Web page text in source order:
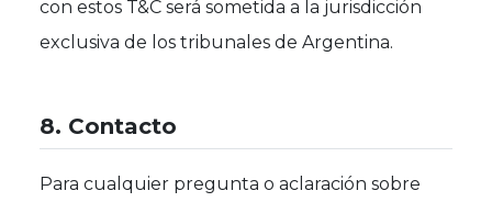
con estos T&C será sometida a la jurisdicción
exclusiva de los tribunales de Argentina.
8. Contacto
Para cualquier pregunta o aclaración sobre